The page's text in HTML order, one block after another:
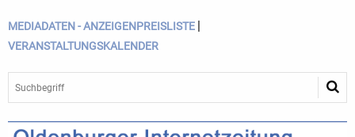
MEDIADATEN - ANZEIGENPREISLISTE |
VERANSTALTUNGSKALENDER